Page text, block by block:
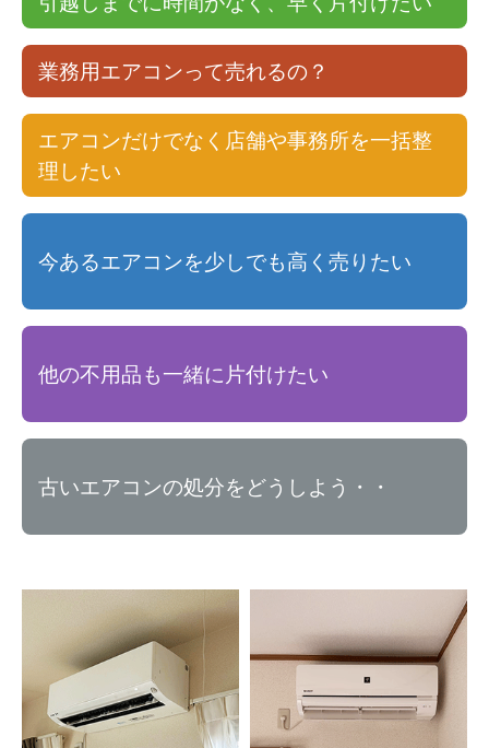
業務用エアコンって売れるの？
エアコンだけでなく店舗や事務所を一括整
理したい
今あるエアコンを少しでも高く売りたい
他の不用品も一緒に片付けたい
古いエアコンの処分をどうしよう・・